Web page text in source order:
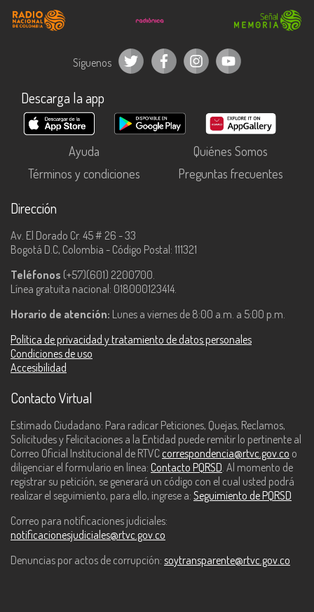
Síguenos
Descarga la app
Ayuda
Quiénes Somos
Términos y condiciones
Preguntas frecuentes
Dirección
Av. El Dorado Cr. 45 # 26 - 33
Bogotá D.C, Colombia - Código Postal: 111321
Teléfonos (+57)(601) 2200700.
Línea gratuita nacional: 018000123414.
Horario de atención: Lunes a viernes de 8:00 a.m. a 5:00 p.m.
Política de privacidad y tratamiento de datos personales
Condiciones de uso
Accesibilidad
Contacto Virtual
Estimado Ciudadano: Para radicar Peticiones, Quejas, Reclamos,
Solicitudes y Felicitaciones a la Entidad puede remitir lo pertinente al
Correo Oficial Institucional de RTVC correspondencia@rtvc.gov.co o
diligenciar el formulario en línea: Contacto PQRSD. Al momento de
registrar su petición, se generará un código con el cual usted podrá
realizar el seguimiento, para ello, ingrese a: Seguimiento de PQRSD
Correo para notificaciones judiciales:
notificacionesjudiciales@rtvc.gov.co
Denuncias por actos de corrupción: soytransparente@rtvc.gov.co